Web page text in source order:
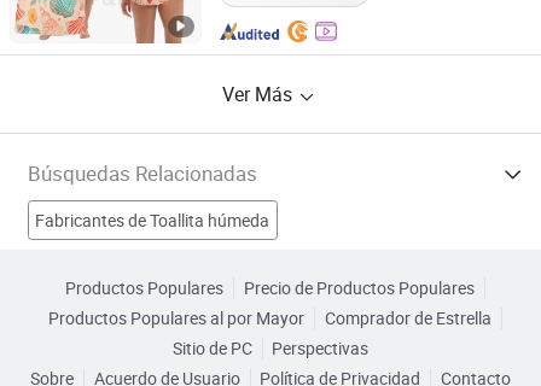
Ver Más
Búsquedas Relacionadas
Fabricantes de Toallita húmeda
Fabricantes de Toalla de deporte
Productos Populares
Precio de Productos Populares
Productos Populares al por Mayor
Comprador de Estrella
Sitio de PC
Perspectivas
Sobre
Acuerdo de Usuario Política de Privacidad Contacto